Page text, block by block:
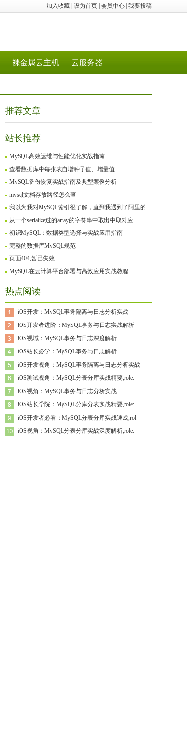
加入收藏 设为首页 会员中心 我要投稿
裸金属云主机 云服务器
推荐文章
站长推荐
MySQL高效运维与性能优化实战指南
查看数据库中每张表自增种子值、增量值
MySQL备份恢复实战指南及典型案例分析
mysql文档存放路径怎么查
我以为我对MySQL索引很了解，直到我遇到了阿里的
从一个serialize过的array的字符串中取出中取对应
初识MySQL：数据类型选择与实战应用指南
完整的数据库MySQL规范
页面404,暂已失效
MySQL在云计算平台部署与高效应用实战教程
热点阅读
iOS开发：MySQL事务隔离与日志分析实战
iOS开发者进阶：MySQL事务与日志实战解析
iOS视域：MySQL事务与日志深度解析
iOS站长必学：MySQL事务与日志解析
iOS开发视角：MySQL事务隔离与日志分析实战
iOS测试视角：MySQL分表分库实战精要,role:
iOS视角：MySQL事务与日志分析实战
iOS站长学院：MySQL分库分表实战精要,role:
iOS开发者必看：MySQL分表分库实战速成,rol
iOS视角：MySQL分表分库实战深度解析,role: